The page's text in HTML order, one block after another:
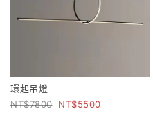
環起吊燈
7800
5500